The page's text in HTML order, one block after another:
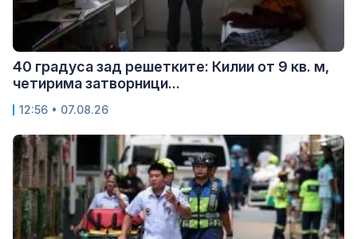
40 градуса зад решетките: Килии от 9 кв. м,
четирима затворници...
12:56 • 07.08.26